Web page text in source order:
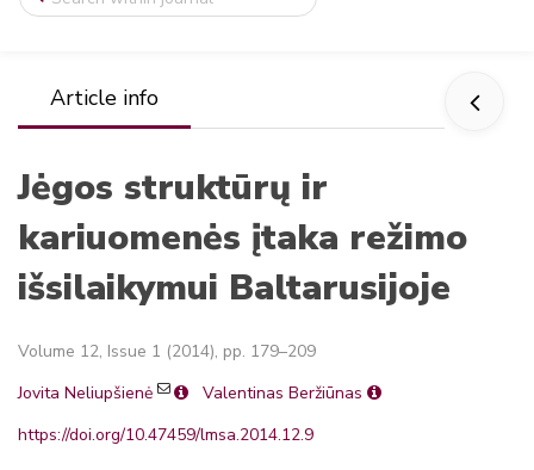
Article info
Jėgos struktūrų ir
kariuomenės įtaka režimo
išsilaikymui Baltarusijoje
Volume 12, Issue 1 (2014), pp. 179–209
Jovita Neliupšienė
Valentinas Beržiūnas
https://doi.org/10.47459/lmsa.2014.12.9